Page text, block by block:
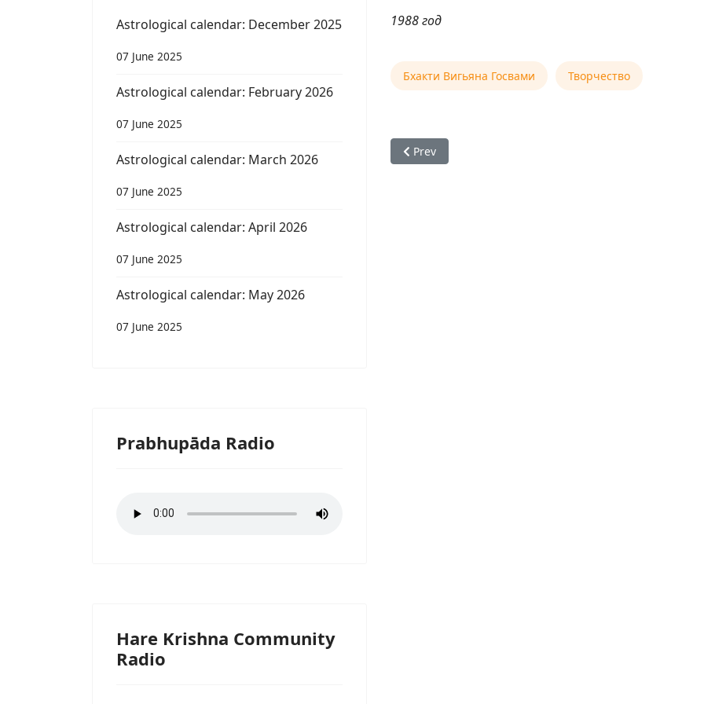
Astrological calendar: December 2025
07 June 2025
Astrological calendar: February 2026
07 June 2025
Astrological calendar: March 2026
07 June 2025
Astrological calendar: April 2026
07 June 2025
Astrological calendar: May 2026
07 June 2025
Prabhupāda Radio
Hare Krishna Community
Radio
1988 год
Бхакти Вигьяна Госвами Творчество
Previous article: Е.С. Бхакти Вигьяна Госвами — Путь к
Prev